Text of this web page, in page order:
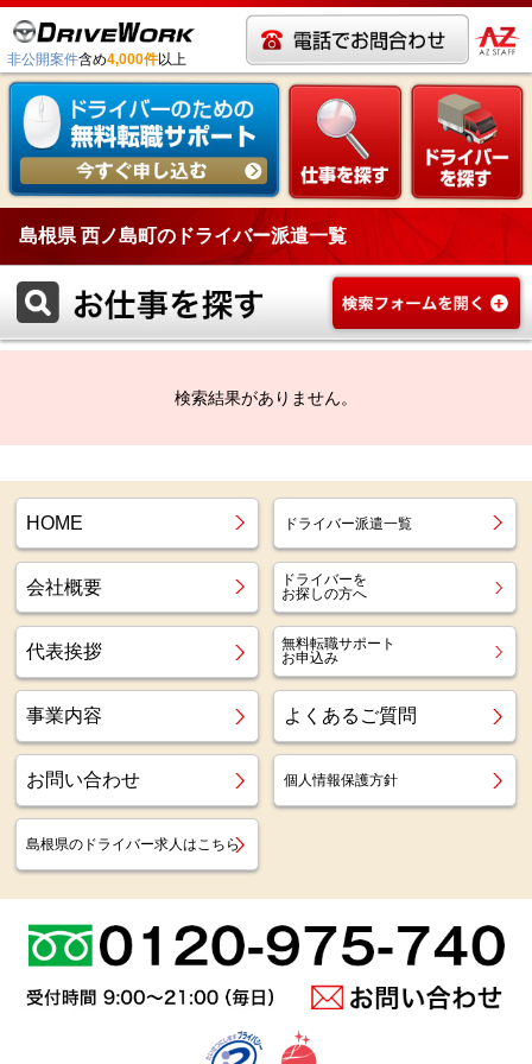
非公開案件含め4,000件以上
島根県 西ノ島町のドライバー派遣一覧
検索結果がありません。
HOME ドライバー派遣一覧
会社概要
ドライバーを
お探しの方へ
代表挨拶
無料転職サポート
お申込み
事業内容 よくあるご質問
お問い合わせ 個人情報保護方針
島根県のドライバー求人はこちら